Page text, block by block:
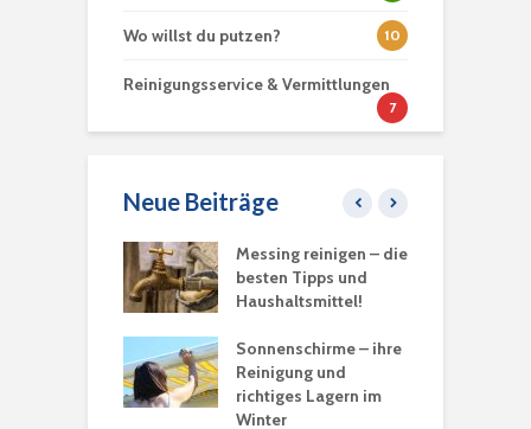
Wo willst du putzen? 10
Reinigungsservice & Vermittlungen
7
Neue Beiträge
Messing reinigen – die
besten Tipps und
Haushaltsmittel!
Sonnenschirme – ihre
Reinigung und
richtiges Lagern im
Winter